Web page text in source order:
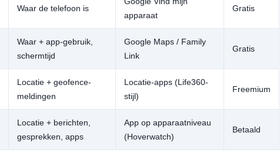
Waar de telefoon is
apparaat
Gratis
Waar + app-gebruik,
schermtijd
Google Maps / Family
Link
Gratis
Locatie + geofence-
meldingen
Locatie-apps (Life360-
stijl)
Freemium
Locatie + berichten,
gesprekken, apps
App op apparaatniveau
(Hoverwatch)
Betaald